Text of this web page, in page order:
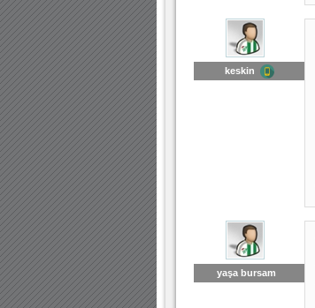
keskin
yaşa bursam